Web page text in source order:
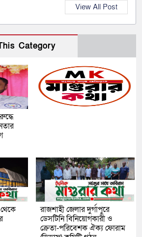
View All Post
Category
রাজশাহী জেলার দুর্গাপুরে
ডেসটিনি বিনিয়োগকারী ও
ক্রেতা-পরিবেশক ঐক্য ফোরাম